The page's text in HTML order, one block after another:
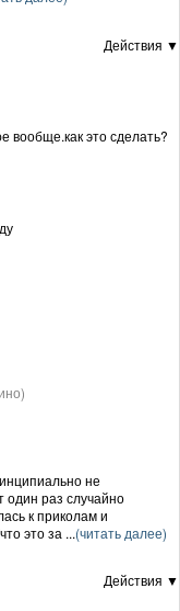
Действия ▼
вообще.как это сделать?
не
один раз случайно
к приколам и
это за ...(читать далее)
Действия ▼